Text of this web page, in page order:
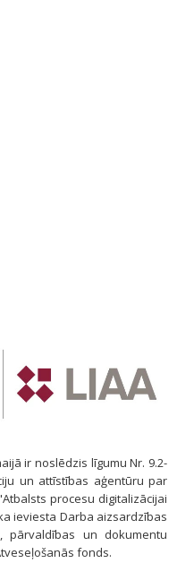
ir noslēdzis līgumu Nr. 9.2-
un attīstības aģentūru par
procesu digitalizācijai
ieviesta Darba aizsardzības
pārvaldības un dokumentu
fonds.